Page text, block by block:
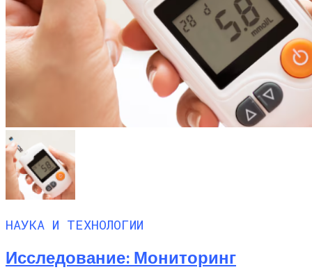
НАУКА И ТЕХНОЛОГИИ
Исследование: Мониторинг